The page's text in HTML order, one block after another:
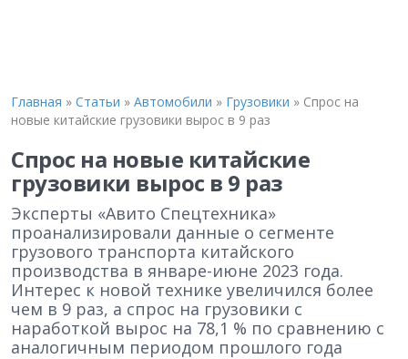
Главная » Статьи » Автомобили » Грузовики » Спрос на
новые китайские грузовики вырос в 9 раз
Спрос на новые китайские
грузовики вырос в 9 раз
Эксперты «Авито Спецтехника»
проанализировали данные о сегменте
грузового транспорта китайского
производства в январе-июне 2023 года.
Интерес к новой технике увеличился более
чем в 9 раз, а спрос на грузовики с
наработкой вырос на 78,1 % по сравнению с
аналогичным периодом прошлого года